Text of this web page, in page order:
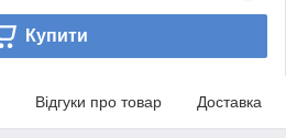
Купити
Відгуки про товар Доставка